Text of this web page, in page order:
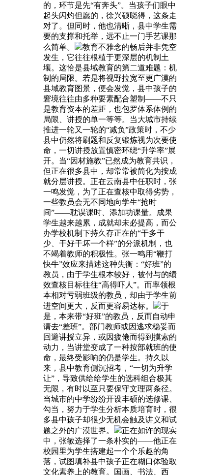
的，环节是先“有奔头”。当孩子们眼中
起头闪灼但愿的，徐兴硕晓得，这条走
对了。但同时，他也清晰，县中学生需
要的支撑和托举，远不止一门手艺课那
么简单。
教育不雅念的畅后并非凭空
发生，它往往根植于更深层的机制土
壤。这恰是县域教育的第二道难题：机
制的局限。若是将视野拉宽至更广漠的
县域教育图景，便会发觉，县中孩子的
窘境往往由多种要素配合塑制——不只
是教育资本的差距，也包罗体系体例的
局限、讲授的单一等等。当大城市持续
推进一轮又一轮的“减负”政策时，不少
县中仍然将刷题和反复锻炼视为次要使
命，一切讲授放置慎密环绕“升学率”展
开。当“因材施教”已然成为教育共识，
但正在很多县中，却常常被简化为按成
就分层讲授。正在云南县中任职时，张
一鸣发觉，为了正在查核中取得劣势，
一些教员会无不同地向学生“抢时
间”——耽误课时、添加功课量。成果
学生越来越累，成就却未必提高，而公
办学校机制下持久存正在的“干多干
少、干好干坏一个样”的分派机制，也
不竭着教师的积极性。张一鸣用“鞭打
快牛”效应来描述这种失衡：“好班”的
教员，由于学生根本较好，被付与的绩
效查核目标往往“高得吓人”。而率领根
本相对亏弱班级的教员，却由于学生前
进空间更大，反而更容易达标。
于
是，本来带“好班”的教员，反而自动申
请去“差班”。部门教师或因逃求稳妥而
回避讲授立异，或因疲倦而得到摸索的
动力，当讲堂变成了一种按部就班的使
命，最终受影响的仍是学生。持久以
来，县中教育侧沉招考，“一切为升学
让”，导致供给给学生的选科组合极其
无限，有时以至只要保守文理两条径。
当城市的中学纷纷开设丰硕的选修课、
勾当，努力于学生分析本质培育时，很
多县中孩子却很少无机会触及讲义和试
题之外的广漠世界。
正在如许的现实
中，张敏选择了一条朴实的——他正在
校园里为学生搭建起一个个乐趣的角
落，试图填补县中孩子正在糊口体验取
文化素养上的教育。国画、书法、西